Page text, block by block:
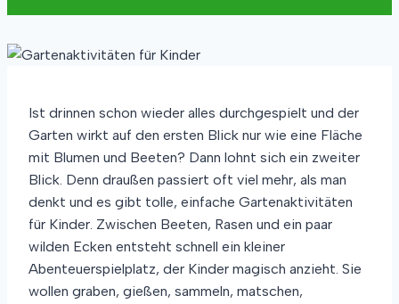
Ist drinnen schon wieder alles durchgespielt und der
Garten wirkt auf den ersten Blick nur wie eine Fläche
mit Blumen und Beeten? Dann lohnt sich ein zweiter
Blick. Denn draußen passiert oft viel mehr, als man
denkt und es gibt tolle, einfache Gartenaktivitäten
für Kinder. Zwischen Beeten, Rasen und ein paar
wilden Ecken entsteht schnell ein kleiner
Abenteuerspielplatz, der Kinder magisch anzieht. Sie
wollen graben, gießen, sammeln, matschen,